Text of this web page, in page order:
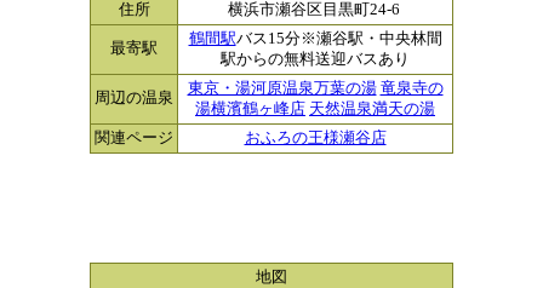
住所
横浜市瀬谷区目黒町24-6
最寄駅
鶴間駅バス15分※瀬谷駅・中央林間
駅からの無料送迎バスあり
周辺の温泉
東京・湯河原温泉万葉の湯 竜泉寺の
湯横濱鶴ヶ峰店 天然温泉満天の湯
関連ページ
おふろの王様瀬谷店
地図